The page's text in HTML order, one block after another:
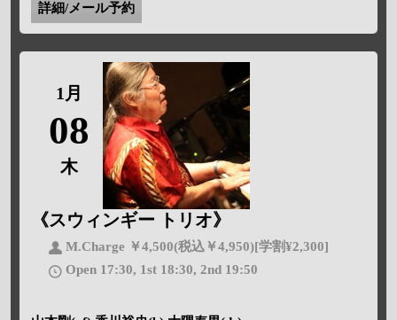
詳細/メール予約
1月
08
木
《スウィンギー トリオ》
M.Charge ￥4,500(税込￥4,950)[学割¥2,300]
Open 17:30, 1st 18:30, 2nd 19:50